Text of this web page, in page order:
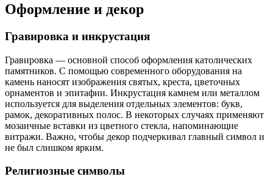
Оформление и декор
Гравировка и инкрустация
Гравировка — основной способ оформления католических
памятников. С помощью современного оборудования на
камень наносят изображения святых, креста, цветочных
орнаментов и эпитафии. Инкрустация камнем или металлом
используется для выделения отдельных элементов: букв,
рамок, декоративных полос. В некоторых случаях применяют
мозаичные вставки из цветного стекла, напоминающие
витражи. Важно, чтобы декор подчеркивал главный символ и
не был слишком ярким.
Религиозные символы